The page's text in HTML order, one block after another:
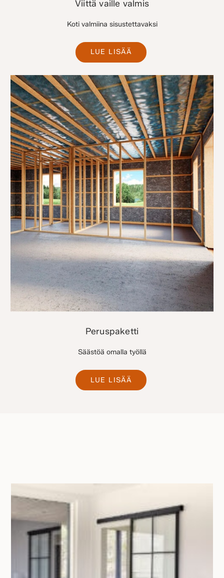
Viittä vaille valmis
Koti valmiina sisustettavaksi
LUE LISÄÄ
Peruspaketti
Säästöä omalla työllä
LUE LISÄÄ